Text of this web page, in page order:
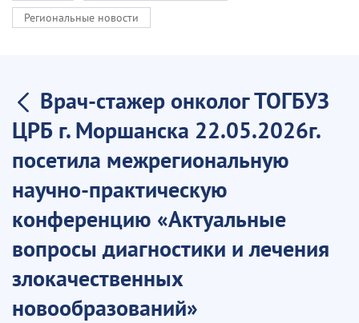
Региональные новости
Врач-стажер онколог ТОГБУЗ
ЦРБ г. Моршанска 22.05.2026г.
посетила межрегиональную
научно-практическую
конференцию «Актуальные
вопросы диагностики и лечения
злокачественных
новообразований»